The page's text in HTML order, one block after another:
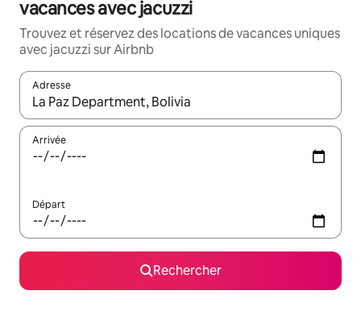
vacances avec jacuzzi
Trouvez et réservez des locations de vacances uniques
avec jacuzzi sur Airbnb
Adresse
Lorsque les résultats s'affichent, utilisez les flèches vers le
Arrivée
Départ
Rechercher